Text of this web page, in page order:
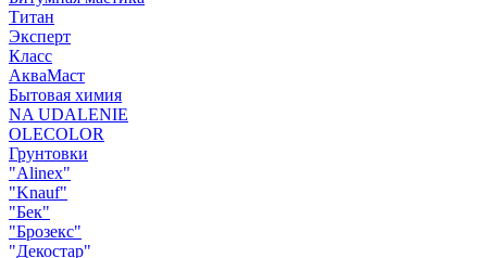
Титан
Эксперт
Класс
АкваМаст
Бытовая химия
NA UDALENIE
OLECOLOR
Грунтовки
"Alinex"
"Knauf"
"Бек"
"Брозекс"
"Декостар"